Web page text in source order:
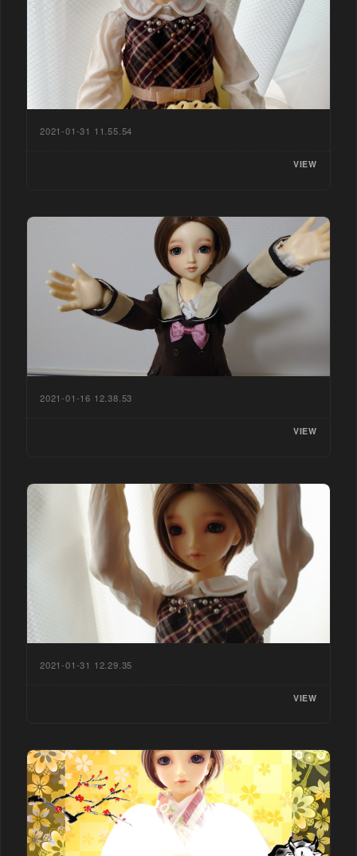
2021-01-31 11.55.54
VIEW
2021-01-16 12.38.53
VIEW
2021-01-31 12.29.35
VIEW